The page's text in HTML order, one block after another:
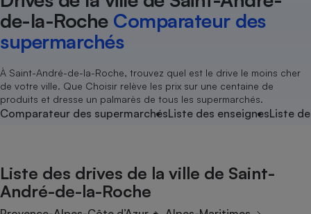
de-la-Roche Comparateur des
supermarchés
À Saint-André-de-la-Roche, trouvez quel est le drive le moins cher
de votre ville. Que Choisir relève les prix sur une centaine de
produits et dresse un palmarès de tous les supermarchés.
Comparateur des supermarchésListe des enseignesListe
Liste des drives de la ville de Saint-
André-de-la-Roche
Additifs
Nutrition
Assurance auto
Magasin - Grande surface
Marketing - Fidélisation
Organismes de défense
Système judiciairegratuit
Air
Energie
Achat - Vente - Travaux
Location
Sport
Vacances - Tourisme
électrique
Démarche administrative
Senior
Service marchand
Train
Transport aérien
Toutes les actualités
Enquêtes
Guides d'achat
Conseils
Brèves
Tous les services
Soumettre un litige
Lettres types
Tous nos combats
Nos actions
Nos grandes victoires
Les billets de la présidente
Nos associations locales
Nous rejoindre
nous ?
L’association
Nos missions
Notre méthodologie
Notre financement
Nos partenaires
Nous rejoindre